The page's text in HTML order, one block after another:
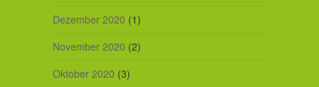
Dezember 2020 (1)
November 2020 (2)
Oktober 2020 (3)